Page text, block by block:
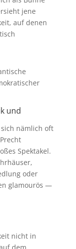
jene
auf denen
und
nämlich oft
Spektakel.
oder
glamourös —
nicht in
dem